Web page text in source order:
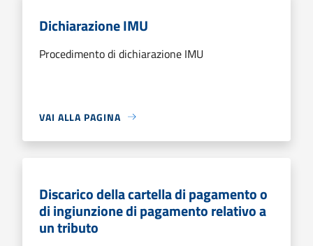
Dichiarazione IMU
Procedimento di dichiarazione IMU
VAI ALLA PAGINA
Discarico della cartella di pagamento o
di ingiunzione di pagamento relativo a
un tributo